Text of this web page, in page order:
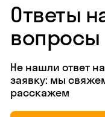
Ответы
вопросы
Не нашли ответ
заявку: мы
расскажем